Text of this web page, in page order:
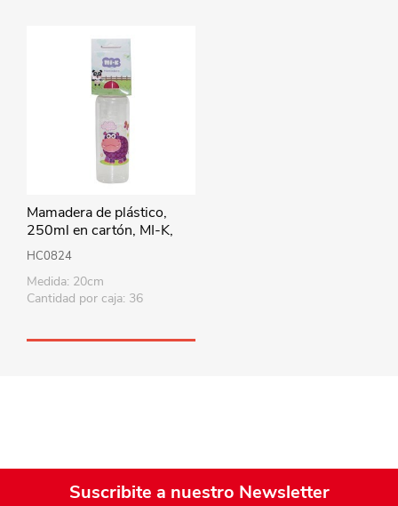
Mamadera de plástico,
250ml en cartón, MI-K,
varios diseños
HC0824
Medida: 20cm
Cantidad por caja: 36
Suscribite a nuestro Newsletter